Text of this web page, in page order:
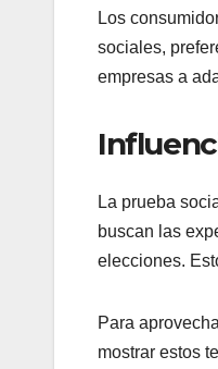
Los
sociales,
empresas a
La prueba
buscan las
elecciones.
Para
mostrar estos